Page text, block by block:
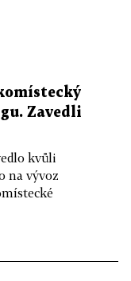
Zavedli
kvůli
na vývoz